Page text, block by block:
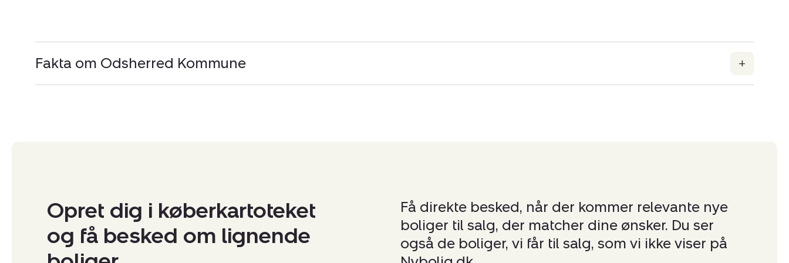
Fakta om Odsherred Kommune
Opret dig i køberkartoteket
og få besked om lignende
Få direkte besked, når der kommer relevante nye
boliger til salg, der matcher dine ønsker. Du ser
også de boliger, vi får til salg, som vi ikke viser på